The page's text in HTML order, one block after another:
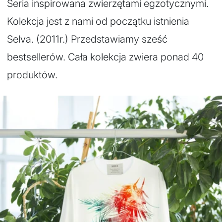
Seria inspirowana zwierzętami egzotycznymi.
Kolekcja jest z nami od początku istnienia
Selva. (2011r.) Przedstawiamy sześć
bestsellerów. Cała kolekcja zwiera ponad 40
produktów.